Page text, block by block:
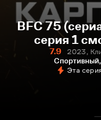
BFC 75
серия 1
7.9
2023,
Эта